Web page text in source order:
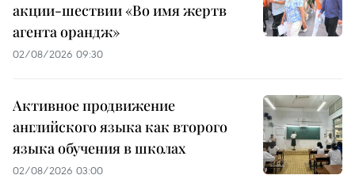
акции-шествии «Во имя жертв
агента орандж»
02/08/2026 09:30
Активное продвижение
английского языка как второго
языка обучения в школах
02/08/2026 03:00